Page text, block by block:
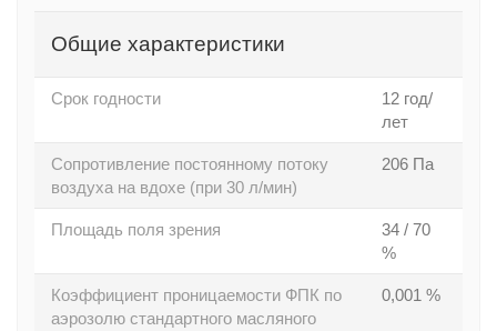
Общие характеристики
Срок годности
12 год/
лет
Сопротивление постоянному потоку
воздуха на вдохе (при 30 л/мин)
206 Па
Площадь поля зрения
34 / 70
%
Коэффициент проницаемости ФПК по
аэрозолю стандартного масляного
0,001 %